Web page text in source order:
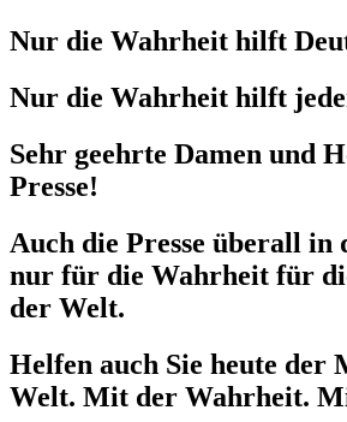
Nur die Wahrheit hilft
Nur die Wahrheit hilft
Sehr geehrte Damen und
Presse!
Auch die Presse überall in
nur für die Wahrheit für
der Welt.
Helfen auch Sie heute der
Welt. Mit der Wahrheit.